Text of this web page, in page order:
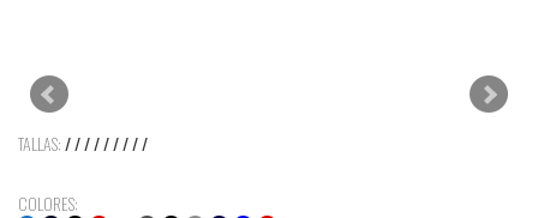
TALLAS:/ / / / / / / / /
COLORES: